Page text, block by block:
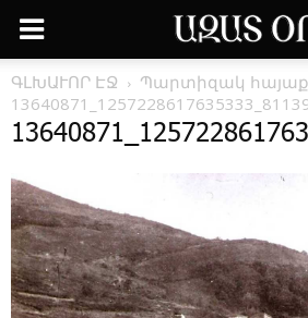
ԳԼԽԱՒՈՐ ԷՋ
Պար­տի­զակ